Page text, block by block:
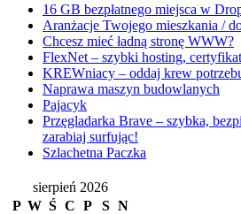
16 GB bezpłatnego miejsca w
Aranżacje Twojego mieszkania /
Chcesz mieć ładną stronę WWW?
FlexNet – szybki hosting,
KREWniacy – oddaj krew
Naprawa maszyn budowlanych
Pajacyk
Przęgladarka Brave – szybka,
zarabiaj surfując!
Szlachetna Paczka
sierpień 2026
P W Ś C P S N